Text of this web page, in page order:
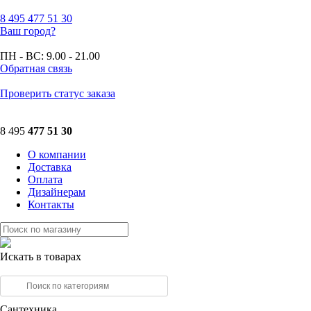
8 495 477 51 30
Ваш город?
ПН - ВС: 9.00 - 21.00
Обратная связь
Проверить статус заказа
8 495 477 51 30
О компании
Доставка
Оплата
Дизайнерам
Контакты
Искать в товарах